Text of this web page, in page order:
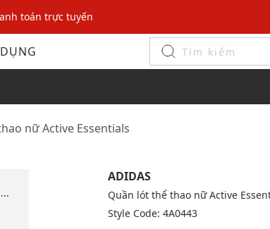
toán trực tuyến
thành viên mới!
toán trực tuyến
nữ Active Essentials
...
ADIDAS
Quần lót thể thao nữ Active
Style Code: 4A0443